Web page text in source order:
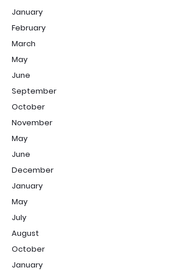
January
February
March
May
June
September
October
November
May
June
December
January
May
July
August
October
January